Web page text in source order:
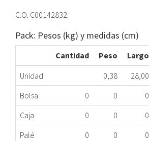
C.O. C00142832.
Pack: Pesos (kg) y medidas (cm)
Cantidad Peso Largo
Unidad
0,38 28,00
Bolsa
0 0 0
Caja
0 0 0
Palé
0 0 0